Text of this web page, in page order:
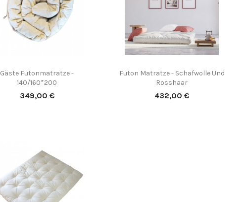
Gäste Futonmatratze -
140/160*200
Preis
349,00 €
Vorschau
Futon Matratze - Schafwolle Und
Rosshaar
Preis
432,00 €
(2)
Vorschau